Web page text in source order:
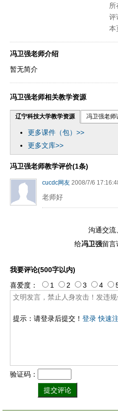
dfbxyzendtemplate
dfbmath
所
评
本
冯卫强老师介绍
暂无简介
冯卫强老师相关教学资源
辽宁科技大学教学资源 冯卫强老师
更多课件（包）>>
更多文库>>
冯卫强老师教学评价(1条)
cucdc网友 2008/7/6
老师好
沟通交流
给冯卫强留言
我要评论(500字以内)
提示：请登录后提交！ 登录 快速
喜爱度： 1 2 3 4
验证码：